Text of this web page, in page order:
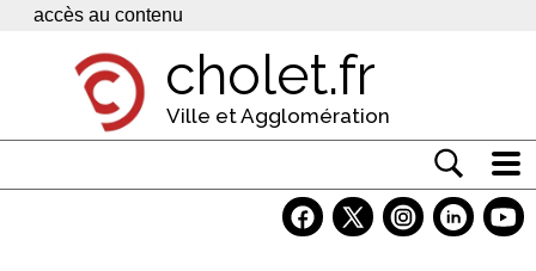
Panneau de gestion des cookies
accès au contenu
cholet.fr
Ville et Agglomération